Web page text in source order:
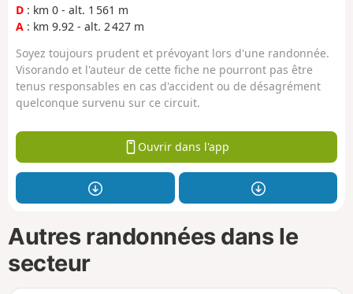
D : km 0 - alt. 1 561 m
A : km 9.92 - alt. 2 427 m
Soyez toujours prudent et prévoyant lors d'une randonnée.
Visorando et l'auteur de cette fiche ne pourront pas être
tenus responsables en cas d'accident ou de désagrément
quelconque survenu sur ce circuit.
Ouvrir dans l'app
Autres randonnées dans le
secteur